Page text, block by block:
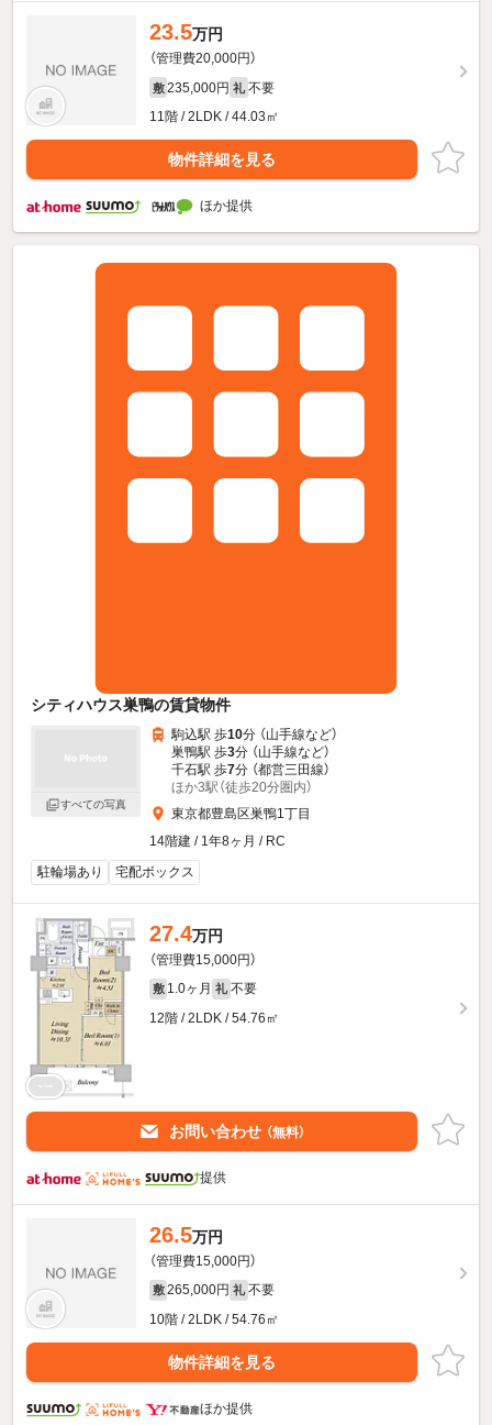
23.5万円
（管理費20,000円）
敷 235,000円 礼 不要
11階 / 2LDK / 44.03㎡
物件詳細を見る
ほか提供
シティハウス巣鴨の賃貸物件
すべての写真
駒込駅 歩10分 （山手線など）
巣鴨駅 歩3分 （山手線など）
千石駅 歩7分 （都営三田線）
ほか3駅（徒歩20分圏内）
東京都豊島区巣鴨1丁目
14階建 / 1年8ヶ月 / RC
駐輪場あり
宅配ボックス
27.4万円
（管理費15,000円）
敷 1.0ヶ月 礼 不要
12階 / 2LDK / 54.76㎡
お問い合わせ （無料）
提供
26.5万円
（管理費15,000円）
敷 265,000円 礼 不要
10階 / 2LDK / 54.76㎡
物件詳細を見る
ほか提供